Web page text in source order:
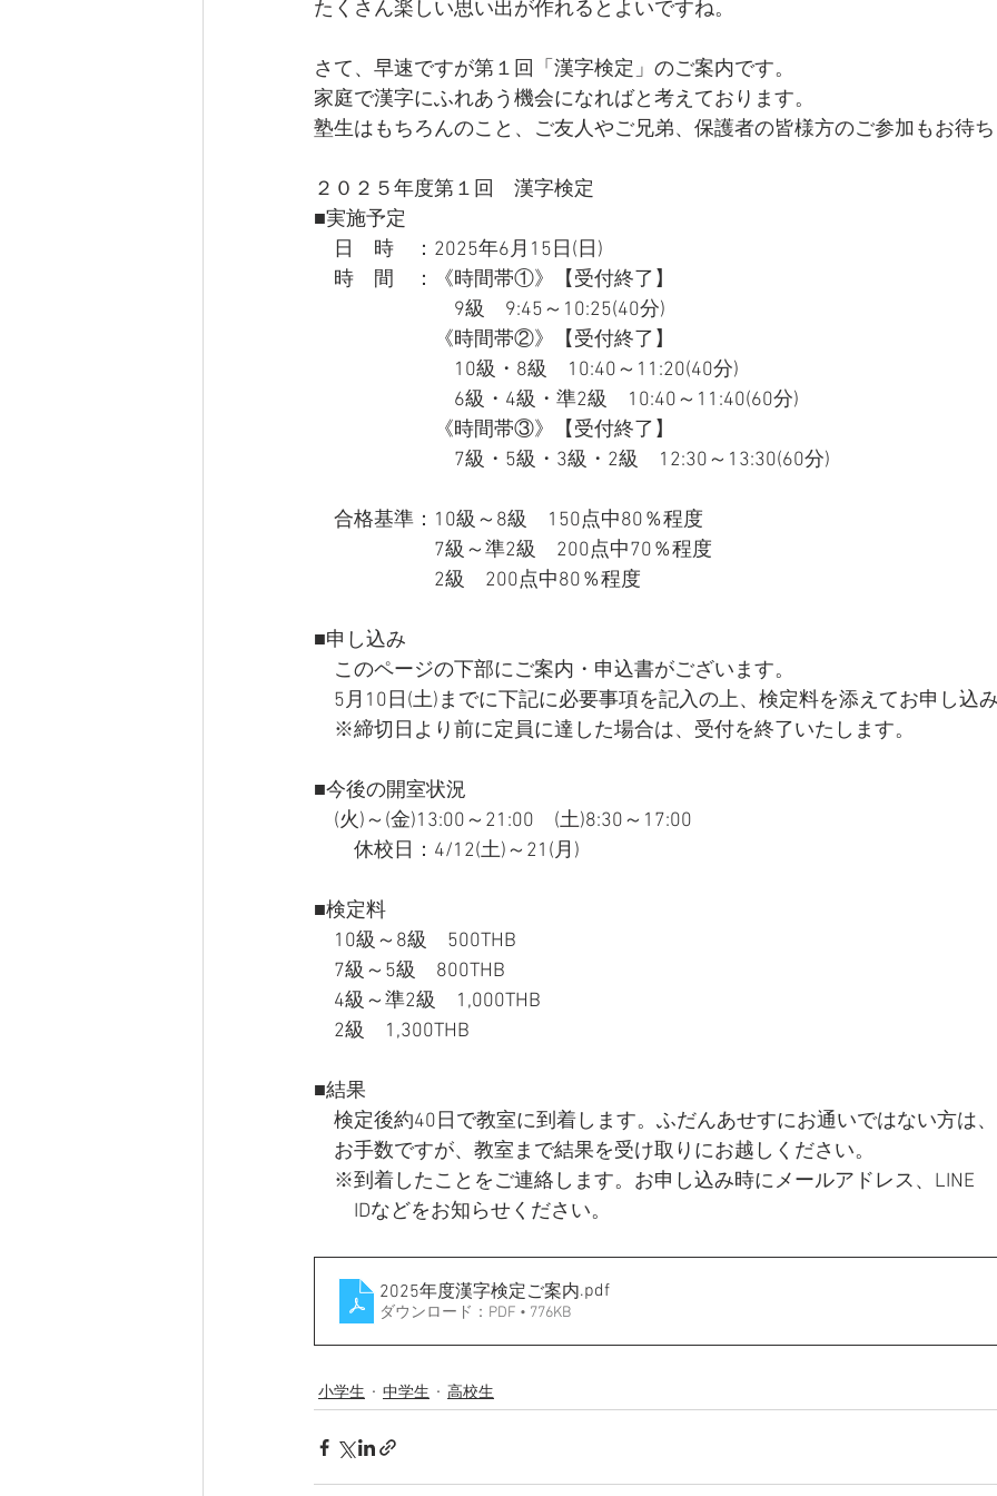
たくさん楽しい思い出が作れるとよいですね。
さて、早速ですが第１回「漢字検定」のご案内です。
家庭で漢字にふれあう機会になればと考えております。
塾生はもちろんのこと、ご友人やご兄弟、保護者の皆様方のご参加もお待ち
２０２５年度第１回　漢字検定
■実施予定
日　時　：2025年6月15日(日)
時　間　：《時間帯①》【受付終了】
9級　9:45～10:25(40分)
《時間帯②》【受付終了】
10級・8級　10:40～11:20(40分)
6級・4級・準2級　10:40～11:40(60分)
《時間帯③》【受付終了】
7級・5級・3級・2級　12:30～13:30(60分)
合格基準：10級～8級　150点中80％程度
7級～準2級　200点中70％程度
2級　200点中80％程度
■申し込み
このページの下部にご案内・申込書がございます。
5月10日(土)までに下記に必要事項を記入の上、検定料を添えてお申し込み
※締切日より前に定員に達した場合は、受付を終了いたします。
■今後の開室状況
(火)～(金)13:00～21:00　(土)8:30～17:00
休校日：4/12(土)～21(月)
■検定料
10級～8級　500THB
7級～5級　800THB
4級～準2級　1,000THB
2級　1,300THB
■結果
検定後約40日で教室に到着します。ふだんあせすにお通いではない方は、
お手数ですが、教室まで結果を受け取りにお越しください。
※到着したことをご連絡します。お申し込み時にメールアドレス、LINE
IDなどをお知らせください。
2025年度漢字検定ご案内.pdf
ダウンロード：PDF • 776KB
小学生 中学生 高校生